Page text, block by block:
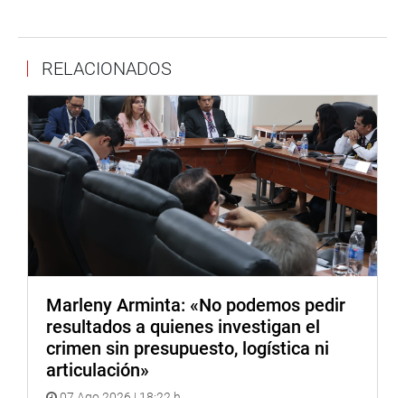
RELACIONADOS
Marleny Arminta: «No podemos pedir
resultados a quienes investigan el
crimen sin presupuesto, logística ni
articulación»